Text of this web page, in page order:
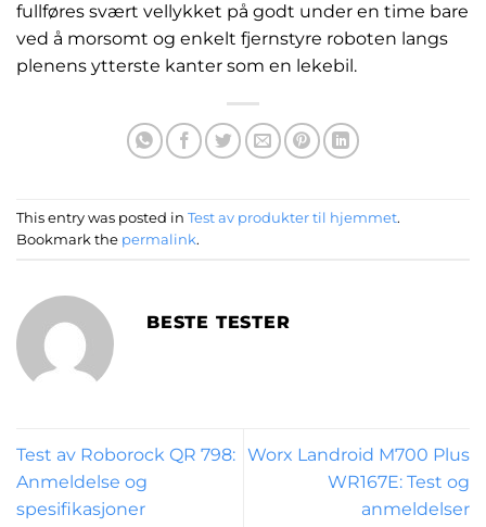
fullføres svært vellykket på godt under en time bare
ved å morsomt og enkelt fjernstyre roboten langs
plenens ytterste kanter som en lekebil.
This entry was posted in Test av produkter til hjemmet.
Bookmark the permalink.
BESTE TESTER
Test av Roborock QR 798:
Anmeldelse og
spesifikasjoner
Worx Landroid M700 Plus
WR167E: Test og
anmeldelser